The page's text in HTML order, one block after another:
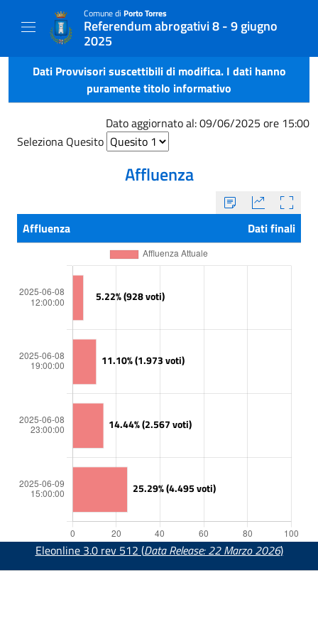
Comune di Porto Torres
Referendum abrogativi 8 - 9 giugno
2025
Dati Provvisori suscettibili di modifica. I dati hanno
puramente titolo informativo
Dato aggiornato al: 09/06/2025 ore 15:00
Seleziona Quesito
Affluenza
Affluenza Dati finali
Eleonline 3.0 rev 512 (Data Release: 22 Marzo 2026)